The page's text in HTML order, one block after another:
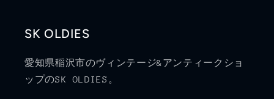
SK OLDIES
愛知県稲沢市のヴィンテージ&アンティークショ
ップのSK OLDIES。